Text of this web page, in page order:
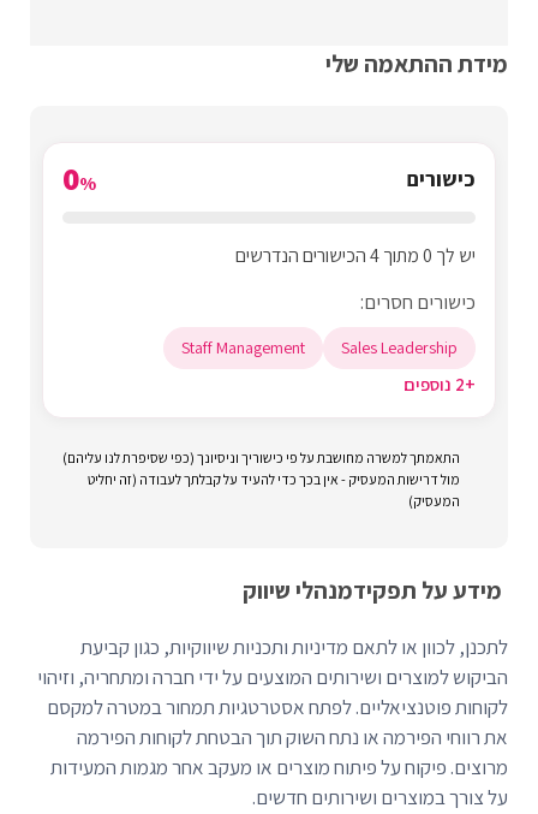
מידת ההתאמה שלי
כישורים 0%
יש לך 0 מתוך 4 הכישורים הנדרשים
כישורים חסרים:
Sales Leadership
Staff Management
+2 נוספים
התאמתך למשרה מחושבת על פי כישוריך וניסיונך (כפי שסיפרת לנו עליהם)
מול דרישות המעסיק - אין בכך כדי להעיד על קבלתך לעבודה (זה יחליט
המעסיק)
מידע על תפקידמנהלי שיווק
לתכנן, לכוון או לתאם מדיניות ותכניות שיווקיות, כגון קביעת
הביקוש למוצרים ושירותים המוצעים על ידי חברה ומתחריה, וזיהוי
לקוחות פוטנציאליים. לפתח אסטרטגיות תמחור במטרה למקסם
את רווחי הפירמה או נתח השוק תוך הבטחת לקוחות הפירמה
מרוצים. פיקוח על פיתוח מוצרים או מעקב אחר מגמות המעידות
על צורך במוצרים ושירותים חדשים.